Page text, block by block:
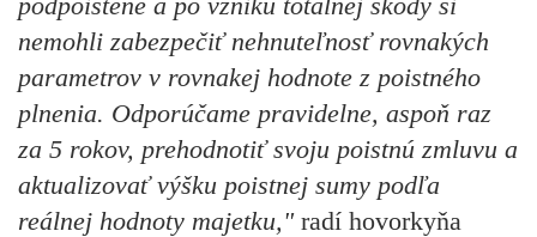
nemohli zabezpečiť nehnuteľnosť rovnakých
parametrov v rovnakej hodnote z poistného
plnenia. Odporúčame pravidelne, aspoň raz
za 5 rokov, prehodnotiť svoju poistnú zmluvu a
aktualizovať výšku poistnej sumy podľa
reálnej hodnoty majetku," radí hovorkyňa